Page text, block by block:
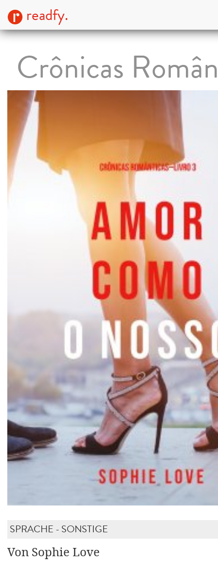
readfy.
Crônicas
SPRACHE - SONSTIGE
Von Sophie Love